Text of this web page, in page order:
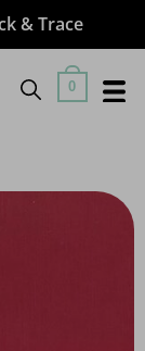
& Trace
0